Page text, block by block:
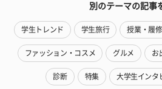
別のテーマの記事
学生トレンド 学生旅行 授業・履
ファッション・コスメ グルメ お
診断 特集 大学生インタ